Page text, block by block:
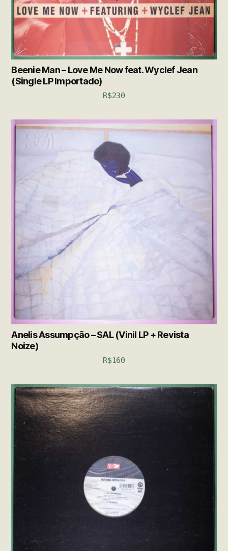
Beenie Man – Love Me Now feat. Wyclef Jean
(Single LP Importado)
R$230
Anelis Assumpção – SAL (Vinil LP + Revista
Noize)
R$160